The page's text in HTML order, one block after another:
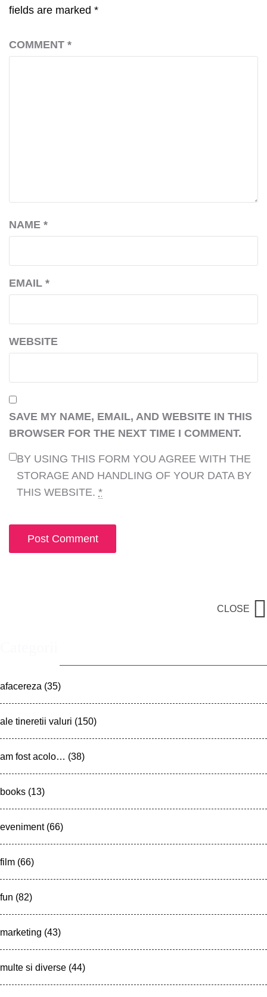
fields are marked *
COMMENT *
NAME *
EMAIL *
WEBSITE
SAVE MY NAME, EMAIL, AND WEBSITE IN THIS
BROWSER FOR THE NEXT TIME I COMMENT.
BY USING THIS FORM YOU AGREE WITH THE
STORAGE AND HANDLING OF YOUR DATA BY
THIS WEBSITE. *
CLOSE
afacereza (35)
ale tineretii valuri (150)
am fost acolo… (38)
books (13)
eveniment(66)
film (66)
fun (82)
marketing (43)
multe si diverse (44)